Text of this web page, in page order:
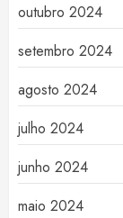
outubro 2024
setembro 2024
agosto 2024
julho 2024
junho 2024
maio 2024